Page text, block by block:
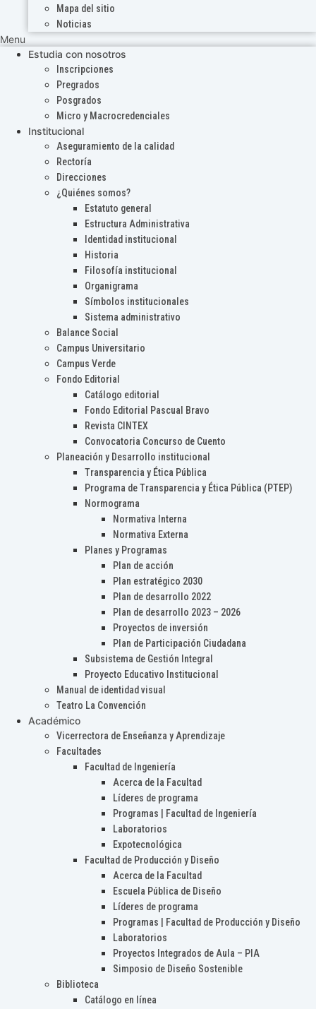
Mapa del sitio
Noticias
Menu
Estudia con nosotros
Inscripciones
Pregrados
Posgrados
Micro y Macrocredenciales
Institucional
Aseguramiento de la calidad
Rectoría
Direcciones
¿Quiénes somos?
Estatuto general
Estructura Administrativa
Identidad institucional
Historia
Filosofía institucional
Organigrama
Símbolos institucionales
Sistema administrativo
Balance Social
Campus Universitario
Campus Verde
Fondo Editorial
Catálogo editorial
Fondo Editorial Pascual Bravo
Revista CINTEX
Convocatoria Concurso de Cuento
Planeación y Desarrollo institucional
Transparencia y Ética Pública
Programa de Transparencia y Ética Pública (PTEP)
Normograma
Normativa Interna
Normativa Externa
Planes y Programas
Plan de acción
Plan estratégico 2030
Plan de desarrollo 2022
Plan de desarrollo 2023 – 2026
Proyectos de inversión
Plan de Participación Ciudadana
Subsistema de Gestión Integral
Proyecto Educativo Institucional
Manual de identidad visual
Teatro La Convención
Académico
Vicerrectora de Enseñanza y Aprendizaje
Facultades
Facultad de Ingeniería
Acerca de la Facultad
Líderes de programa
Programas | Facultad de Ingeniería
Laboratorios
Expotecnológica
Facultad de Producción y Diseño
Acerca de la Facultad
Escuela Pública de Diseño
Líderes de programa
Programas | Facultad de Producción y Diseño
Laboratorios
Proyectos Integrados de Aula – PIA
Simposio de Diseño Sostenible
Biblioteca
Catálogo en línea